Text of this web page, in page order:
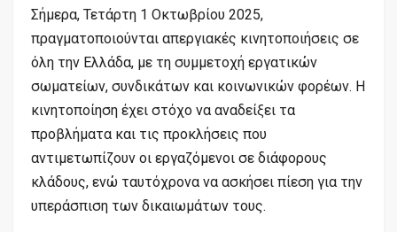
Σήμερα, Τετάρτη 1 Οκτωβρίου 2025,
πραγματοποιούνται απεργιακές κινητοποιήσεις σε
όλη την Ελλάδα, με τη συμμετοχή εργατικών
σωματείων, συνδικάτων και κοινωνικών φορέων. Η
κινητοποίηση έχει στόχο να αναδείξει τα
προβλήματα και τις προκλήσεις που
αντιμετωπίζουν οι εργαζόμενοι σε διάφορους
κλάδους, ενώ ταυτόχρονα να ασκήσει πίεση για την
υπεράσπιση των δικαιωμάτων τους.